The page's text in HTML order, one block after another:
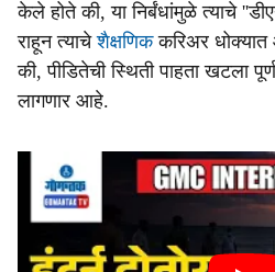
केले होते की, या निर्बंधांमुळे त्याचे
राहून त्याचेशैक्षणिककरिअर
की, पीडितेची स्थिती पाहता खटला
लागणार आहे.